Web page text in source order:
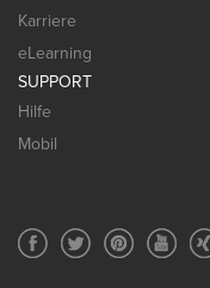
Karriere
eLearning
SUPPORT
Hilfe
Mobil